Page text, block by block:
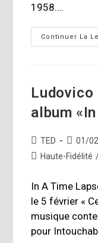
1958.…
Continuer La
Ludovico
album
Auteur/autrice
de
TED
publiée :
01/
PostHaute-Fidélité
In A Time
le 5 février «
musique
pour